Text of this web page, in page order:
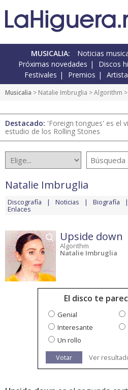
MUSICALIA: Noticias
Próximas novedades
Discos
Festivales
Premios
Musicalia > Natalie Imbruglia >Algorithm
Destacado: 'Foreign tongues' es el
estudio de los Rolling Stones
Natalie Imbruglia
Discografía Noticias Biografía
Enlaces
Upside down
Algorithm
Natalie Imbruglia
El disco te
Genial
Interesante
Un rollo
Votar
Ver